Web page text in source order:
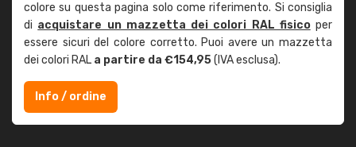
colore su questa pagina solo come riferimento. Si consiglia
di acquistare un mazzetta dei colori RAL fisicoper
essere sicuri del colore corretto. Puoi avere un mazzetta
dei colori RAL a partire da €154,95(IVA esclusa).
Info / ordine